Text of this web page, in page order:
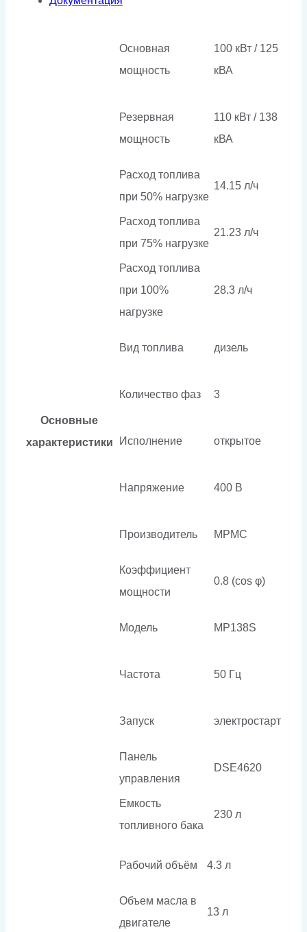
Основные
характеристики
Основная
мощность
100 кВт / 125
кВА
Резервная
мощность
110 кВт / 138
кВА
Расход топлива
при 50% нагрузке
14.15 л/ч
Расход топлива
при 75% нагрузке
21.23 л/ч
Расход топлива
при 100%
нагрузке
28.3 л/ч
Вид топлива дизель
Количество фаз 3
Исполнение открытое
Напряжение 400 В
Производитель MPMC
Коэффициент
мощности
0.8 (cos φ)
Модель MP138S
Частота 50 Гц
Запуск электростарт
Панель
управления
DSE4620
Емкость
топливного бака
230 л
Рабочий объём 4.3 л
Объем масла в
двигателе
13 л